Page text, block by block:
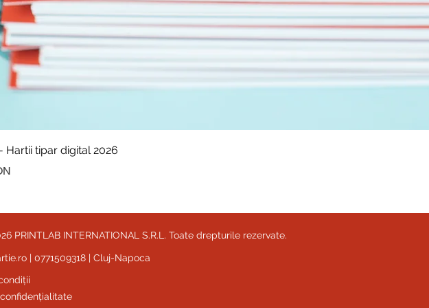
Hartii tipar digital 2026
PRINTLAB INTERNATIONAL S.R.L. Toate drepturile rezervate.
| 0771509318 | Cluj-Napoca